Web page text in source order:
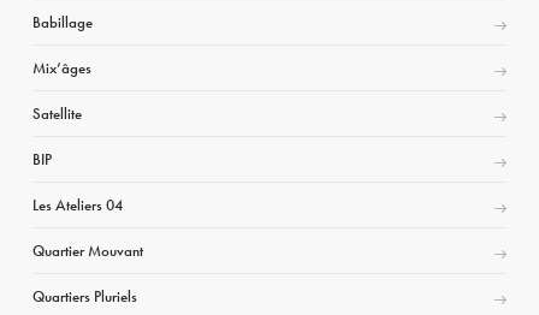
Babillage
Mix’âges
Satellite
BIP
Les Ateliers 04
Quartier Mouvant
Quartiers Pluriels